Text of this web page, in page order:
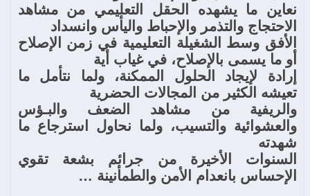
نعاين ما يشهده الحقل التعليمي من مشاهد
الاحتجاج والتذمر والإحباط واليأس وانسداد
الأفق وسط الشغيلة التعليمية في زمن الإصلاح
أو ما يسمى بالإصلاح، في غياب أية
إرادة لإيجاد الحلول الممكنة، ولما نتأمل ما
تعيشه الكثير من المجالات الحضرية
والريفية من مشاهد الضعف والبـؤس
والعشوائية والتسيب، ولما نحاول استرجاع ما
شهدته
السنوات الأخيرة من جرائم بشعة تقوي
الإحساس بانعدام الأمن والطمأنينة …